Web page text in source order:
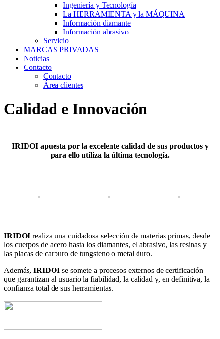
Ingeniería y Tecnología
La HERRAMIENTA y la MÁQUINA
Información diamante
Información abrasivo
Servicio
MARCAS PRIVADAS
Noticias
Contacto
Contacto
Área clientes
Calidad e Innovación
IRIDOIapuesta por la excelente calidad de sus productos y
para ello utiliza la última tecnología.
IRIDOI realiza una cuidadosa selección de materias primas, desde
los cuerpos de acero hasta los diamantes, el abrasivo, las resinas y
las placas de carburo de tungsteno o metal duro.
Además, IRIDOI se somete a procesos externos de certificación
que garantizan al usuario la fiabilidad, la calidad y, en definitiva, la
confianza total de sus herramientas.